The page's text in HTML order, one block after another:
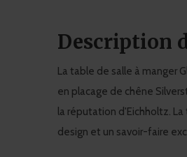
Description
La table de salle à manger
en placage de chêne
la réputation d'Eichholtz.
design et un savoir-faire